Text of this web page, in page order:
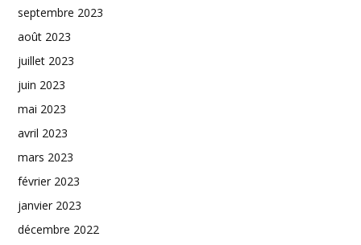
septembre 2023
août 2023
juillet 2023
juin 2023
mai 2023
avril 2023
mars 2023
février 2023
janvier 2023
décembre 2022